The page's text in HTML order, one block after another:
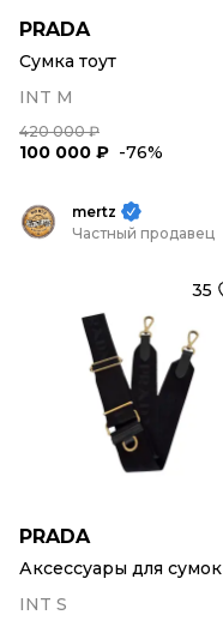
PRADA
Сумка тоут
INT M
420 000 ₽
100 000 ₽ -76%
mertz
Частный продавец
35
PRADA
Аксессуары для сумок
INT S